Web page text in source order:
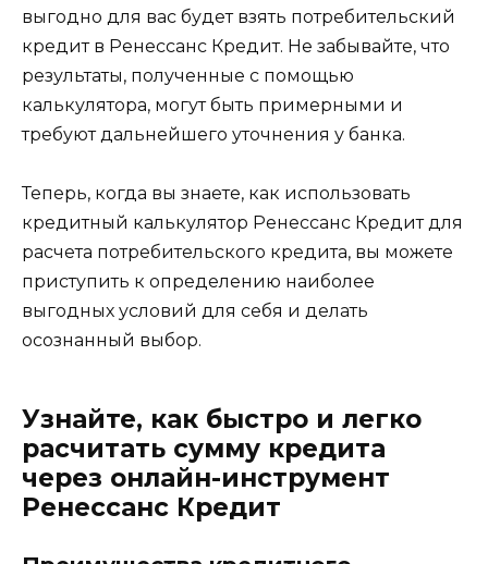
выгодно для вас будет взять потребительский
кредит в Ренессанс Кредит. Не забывайте, что
результаты, полученные с помощью
калькулятора, могут быть примерными и
требуют дальнейшего уточнения у банка.
Теперь, когда вы знаете, как использовать
кредитный калькулятор Ренессанс Кредит для
расчета потребительского кредита, вы можете
приступить к определению наиболее
выгодных условий для себя и делать
осознанный выбор.
Узнайте, как быстро и легко
расчитать сумму кредита
через онлайн-инструмент
Ренессанс Кредит